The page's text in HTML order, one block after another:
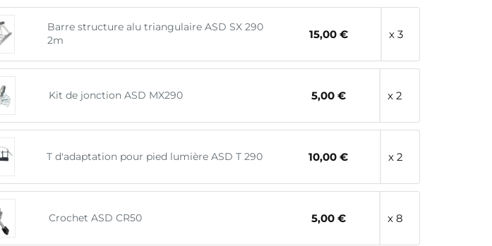
Barre structure alu triangulaire ASD SX 290
2m
15,00 € x 3
Kit de jonction ASD MX290 5,00 € x 2
T d'adaptation pour pied lumière ASD T 290 10,00 € x 2
Crochet ASD CR50 5,00 € x 8